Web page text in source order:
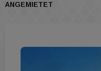
ANGEMIETET